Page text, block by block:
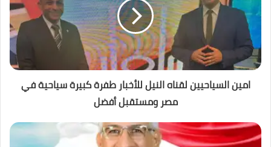
امين السياحيين لقناه النيل للأخبار طفرة كبيرة سياحية في
مصر ومستقبل أفضل